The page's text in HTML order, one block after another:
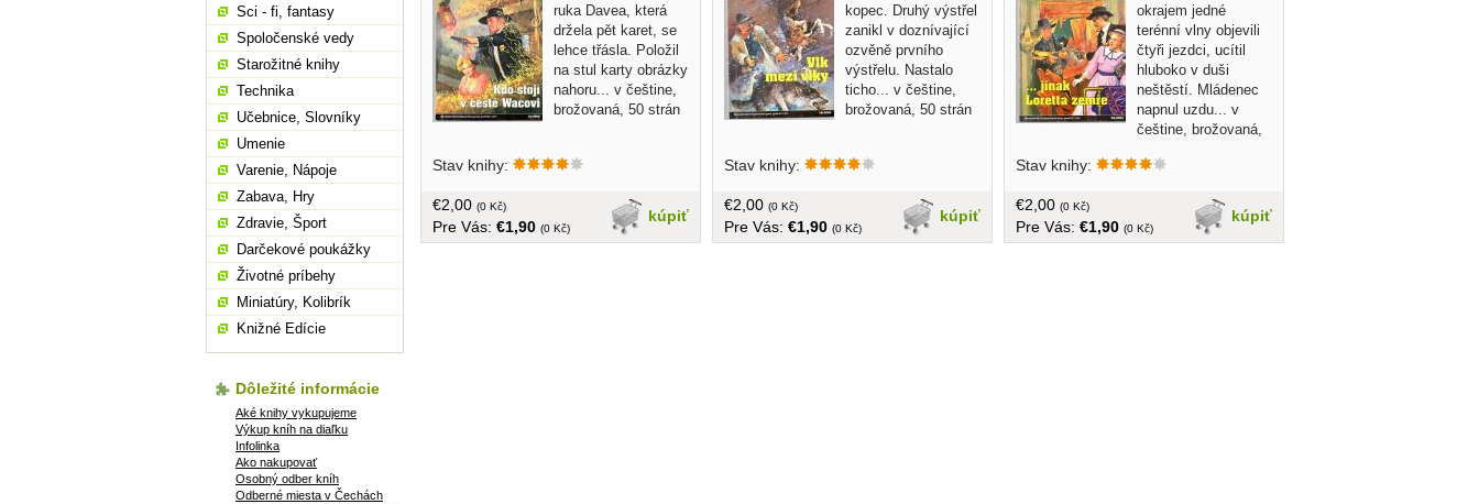
ruka Davea, která
držela pět karet, se
lehce třásla. Položil
na stul karty obrázky
nahoru... v češtine,
brožovaná, 50 strán
Stav knihy:
kúpiť
€2,00 (0 Kč)
Pre Vás: €1,90 (0 Kč)
kopec. Druhý výstřel
zanikl v doznívající
ozvěně prvního
výstřelu. Nastalo
ticho... v češtine,
brožovaná, 50 strán
Stav knihy:
kúpiť
€2,00 (0 Kč)
Pre Vás: €1,90 (0 Kč)
okrajem jedné
terénní vlny objevili
čtyři jezdci, ucítil
hluboko v duši
neštěstí. Mládenec
napnul uzdu... v
češtine, brožovaná,
Stav knihy:
kúpiť
€2,00 (0 Kč)
Pre Vás: €1,90 (0 Kč)
Sci - fi, fantasy
Spoločenské vedy
Starožitné knihy
Technika
Učebnice, Slovníky
Umenie
Varenie, Nápoje
Zabava, Hry
Zdravie, Šport
Darčekové poukážky
Životné príbehy
Miniatúry, Kolibrík
Knižné Edície
Dôležité informácie
Aké knihy vykupujeme
Výkup kníh na diaľku
Infolinka
Ako nakupovať
Osobný odber kníh
Odberné miesta v Čechách